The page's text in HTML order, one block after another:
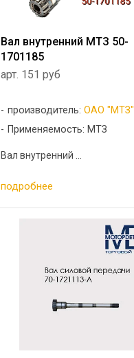
Вал внутренний МТЗ 50-
1701185
арт. 151 руб
производитель: ОАО "МТЗ"
Применяемость: МТЗ
Вал внутренний ...
подробнее